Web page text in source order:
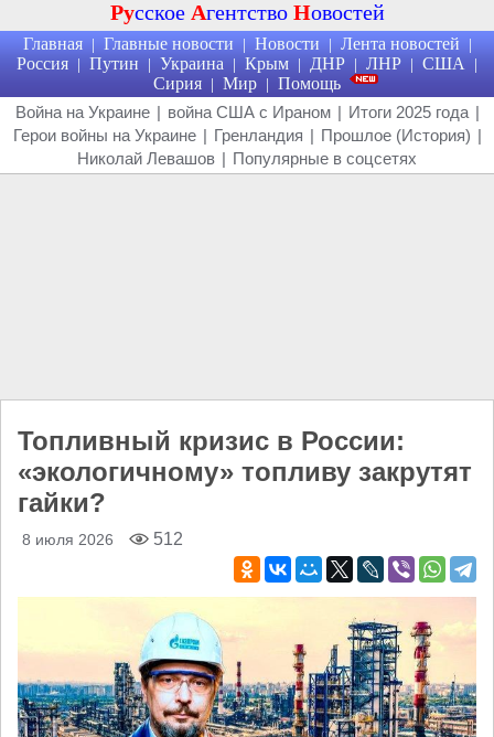
Русское Агентство Новостей
Главная | Главные новости | Новости | Лента новостей |
Россия | Путин | Украина | Крым | ДНР | ЛНР | США |
Сирия | Мир | Помощь
Война на Украине | война США с Ираном | Итоги 2025 года |
Герои войны на Украине | Гренландия | Прошлое (История) |
Николай Левашов | Популярные в соцсетях
Топливный кризис в России:
«экологичному» топливу закрутят
гайки?
8 июля 2026 512